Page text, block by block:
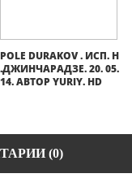
POLE DURAKOV . ИСП. Н
.ДЖИНЧАРАДЗЕ. 20. 05.
14. АВТОР YURIY. HD
(0)